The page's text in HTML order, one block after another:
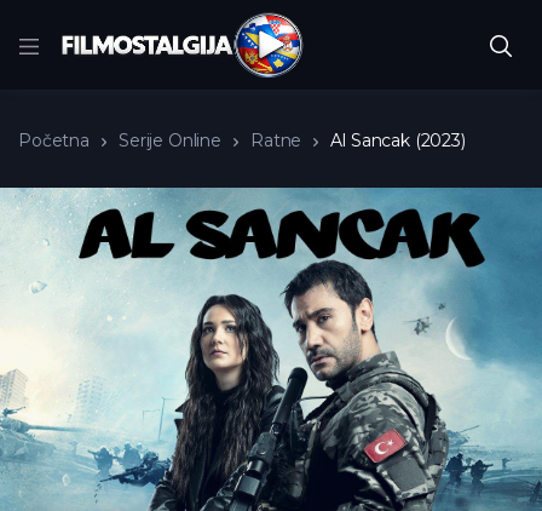
Početna Serije Online Ratne Al Sancak (2023)